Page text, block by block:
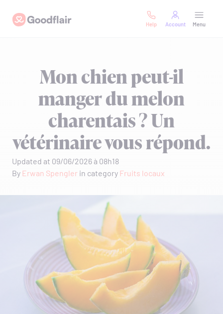
content
Goodflair
Help Account Menu
Mon chien peut-il
manger du melon
charentais ? Un
vétérinaire vous répond.
Updated at 09/06/2026 à 08h18
By Erwan Spengler in category Fruits locaux